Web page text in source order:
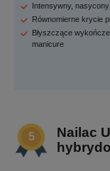
Intensywny,
Równomierne krycie
Błyszczące
manicure
Nailac